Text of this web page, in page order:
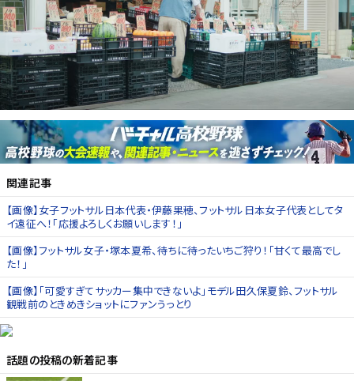
関連記事
【画像】女子フットサル日本代表・伊藤果穂、フットサル日本女子代表としてタ
イ遠征へ！「応援よろしくお願いします！」
【画像】フットサル女子・塚本夏希、待ちに待ったいちご狩り！「甘くて最高でし
た！」
【画像】「可愛すぎてサッカー集中できないよ」モデル田久保夏鈴、フットサル
観戦前のときめきショットにファンうっとり
話題の投稿の新着記事